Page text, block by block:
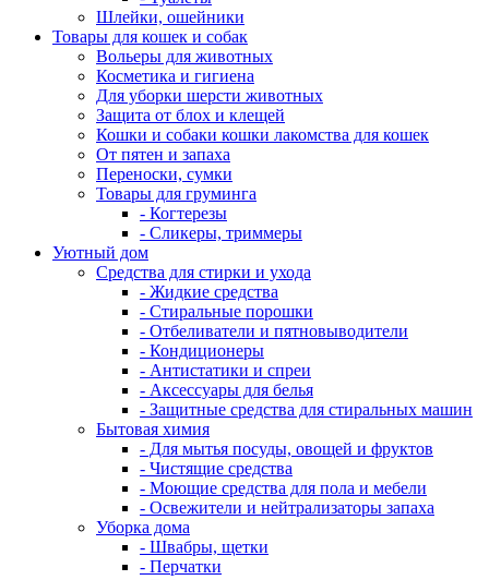
Шлейки, ошейники
Товары для кошек и собак
Вольеры для животных
Косметика и гигиена
Для уборки шерсти животных
Защита от блох и клещей
Кошки и собаки кошки лакомства для кошек
От пятен и запаха
Переноски, сумки
Товары для груминга
- Когтерезы
- Сликеры, триммеры
Уютный дом
Средства для стирки и ухода
- Жидкие средства
- Стиральные порошки
- Отбеливатели и пятновыводители
- Кондиционеры
- Антистатики и спреи
- Аксессуары для белья
- Защитные средства для стиральных машин
Бытовая химия
- Для мытья посуды, овощей и фруктов
- Чистящие средства
- Моющие средства для пола и мебели
- Освежители и нейтрализаторы запаха
Уборка дома
- Швабры, щетки
- Перчатки